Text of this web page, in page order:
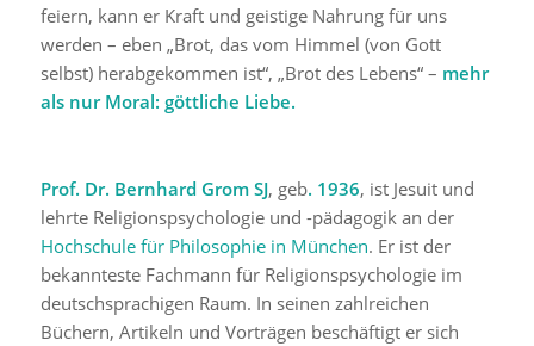
feiern, kann er Kraft und geistige Nahrung für uns
werden – eben „Brot, das vom Himmel (von Gott
selbst) herabgekommen ist“, „Brot des Lebens“ – mehr
als nur Moral: göttliche Liebe.
Prof. Dr. Bernhard Grom SJ, geb. 1936, ist Jesuit und
lehrte Religionspsychologie und -pädagogik an der
Hochschule für Philosophie in München. Er ist der
bekannteste Fachmann für Religionspsychologie im
deutschsprachigen Raum. In seinen zahlreichen
Büchern, Artikeln und Vorträgen beschäftigt er sich